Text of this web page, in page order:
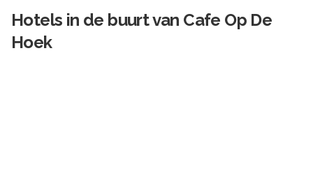
Hotels in de buurt van Cafe Op De
Hoek